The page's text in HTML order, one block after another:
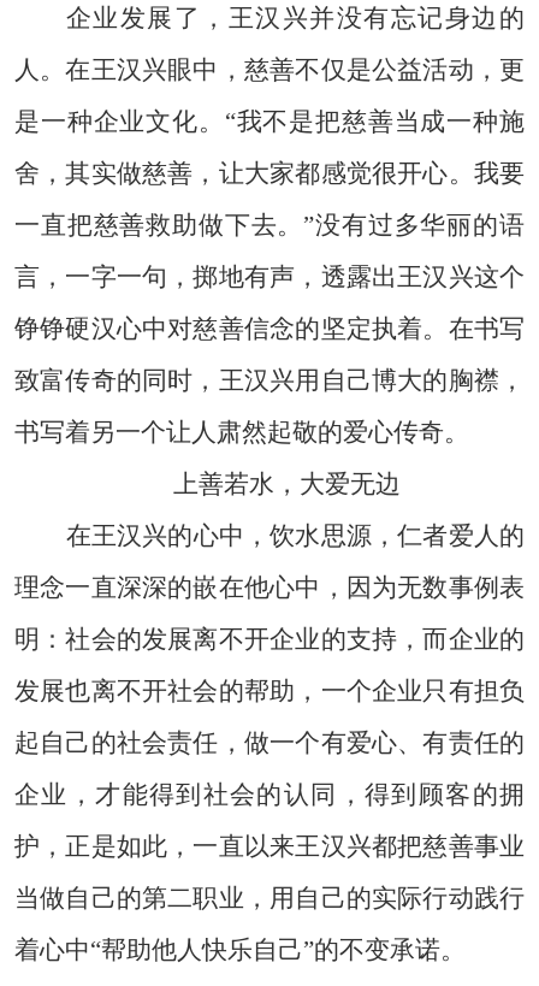
企业发展了，王汉兴并没有忘记身边的
人。在王汉兴眼中，慈善不仅是公益活动，更
是一种企业文化。“我不是把慈善当成一种施
舍，其实做慈善，让大家都感觉很开心。我要
一直把慈善救助做下去。”没有过多华丽的语
言，一字一句，掷地有声，透露出王汉兴这个
铮铮硬汉心中对慈善信念的坚定执着。在书写
致富传奇的同时，王汉兴用自己博大的胸襟，
书写着另一个让人肃然起敬的爱心传奇。
上善若水，大爱无边
在王汉兴的心中，饮水思源，仁者爱人的
理念一直深深的嵌在他心中，因为无数事例表
明：社会的发展离不开企业的支持，而企业的
发展也离不开社会的帮助，一个企业只有担负
起自己的社会责任，做一个有爱心、有责任的
企业，才能得到社会的认同，得到顾客的拥
护，正是如此，一直以来王汉兴都把慈善事业
当做自己的第二职业，用自己的实际行动践行
着心中“帮助他人快乐自己”的不变承诺。